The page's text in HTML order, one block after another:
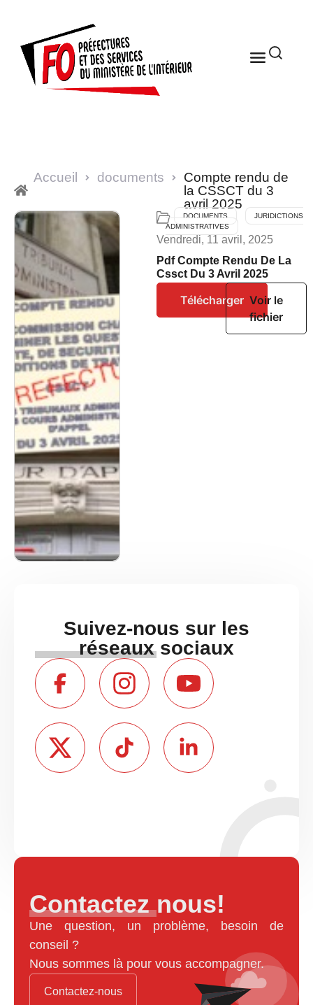
Accueil documents
Compte rendu de
la CSSCT du 3
avril 2025
DOCUMENTS
JURIDICTIONS
ADMINISTRATIVES
Vendredi, 11 avril, 2025
Pdf Compte Rendu De La
Cssct Du 3 Avril 2025
Télécharger Voir le
fichier
Suivez-nous sur les
réseaux sociaux
Contactez nous!
Une question, un problème, besoin de
conseil ?
Nous sommes là pour vous accompagner.
Contactez-nous